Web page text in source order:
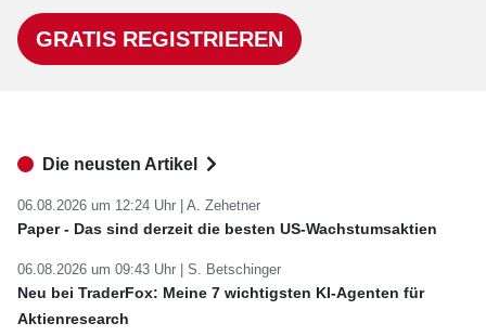
GRATIS REGISTRIEREN
Die neusten Artikel
06.08.2026 um 12:24 Uhr | A. Zehetner
Paper - Das sind derzeit die besten US-Wachstumsaktien
06.08.2026 um 09:43 Uhr | S. Betschinger
Neu bei TraderFox: Meine 7 wichtigsten KI-Agenten für
Aktienresearch